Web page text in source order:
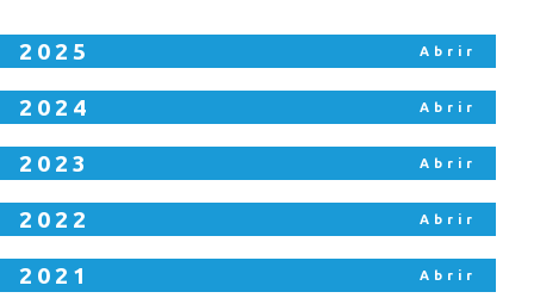
2025
2024
2023
2022
2021